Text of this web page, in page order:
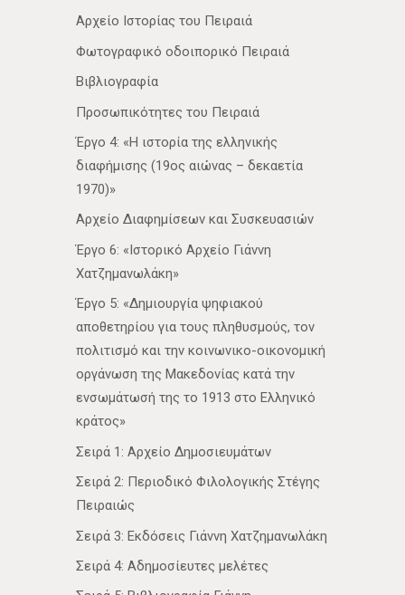
Αρχείο Ιστορίας του Πειραιά
Φωτογραφικό οδοιπορικό Πειραιά
Βιβλιογραφία
Προσωπικότητες του Πειραιά
Έργο 4: «Η ιστορία της ελληνικής
διαφήμισης (19ος αιώνας – δεκαετία
1970)»
Αρχείο Διαφημίσεων και Συσκευασιών
Έργο 6: «Ιστορικό Αρχείο Γιάννη
Χατζημανωλάκη»
Έργο 5: «Δημιουργία ψηφιακού
αποθετηρίου για τους πληθυσμούς, τον
πολιτισμό και την κοινωνικο-οικονομική
οργάνωση της Μακεδονίας κατά την
ενσωμάτωσή της το 1913 στο Ελληνικό
κράτος»
Σειρά 1: Αρχείο Δημοσιευμάτων
Σειρά 2: Περιοδικό Φιλολογικής Στέγης
Πειραιώς
Σειρά 3: Εκδόσεις Γιάννη Χατζημανωλάκη
Σειρά 4: Αδημοσίευτες μελέτες